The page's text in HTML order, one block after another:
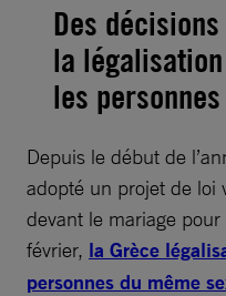
Des
la
les
Depuis le début de
adopté un projet de loi
devant le mariage
février, la Grèce
personnes du même